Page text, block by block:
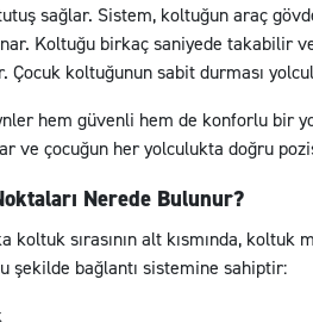
sağlar. Sistem, koltuğun araç
Koltuğu birkaç saniyede takabilir
Çocuk koltuğunun sabit durması
hem güvenli hem de konforlu bir
ve çocuğun her yolculukta doğru
Nerede Bulunur?
sırasının alt kısmında, koltuk
şekilde bağlantı sistemine sahiptir: